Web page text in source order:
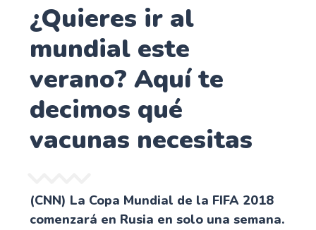
¿Quieres ir al
mundial este
verano? Aquí te
decimos qué
vacunas necesitas
(CNN) La Copa Mundial de la FIFA 2018
comenzará en Rusia en solo una semana.